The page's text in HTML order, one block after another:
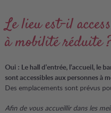
Le lieu est-il
à mobilité réduite
Oui : Le hall d’entrée, l’accueil, le
sont accessibles aux personnes à
Des emplacements sont prévus
Afin de vous accueillir dans les